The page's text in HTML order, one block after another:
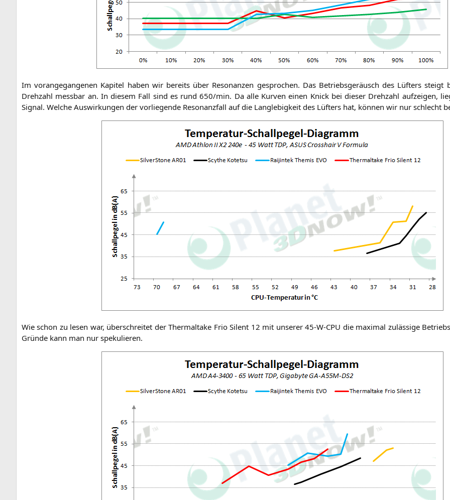
Im vor­an­ge­gan­ge­nen Kapi­tel haben wir bereits über Reso­nan­zen gespro­chen. Das Betriebs­ge­räusch des Lüf­ters steigt
Dreh­zahl mess­bar an. In die­sem Fall sind es rund 650/min. Da alle Kur­ven einen Knick bei die­ser Dreh­zahl auf­zei­gen,
Signal. Wel­che Aus­wir­kun­gen der vor­lie­gen­de Reso­nanz­fall auf die Lang­le­big­keit des Lüf­ters hat, kön­nen wir nur schlecht
Wie schon zu lesen war, über­schrei­tet der Ther­mal­ta­ke Frio Silent 12 mit unse­rer45-W-CPU die maxi­mal zuläs­si­ge
Grün­de kann man nur spekulieren.